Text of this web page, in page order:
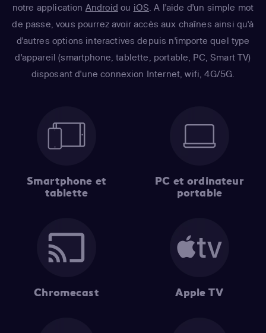
notre application Android ou iOS . A l'aide d'un simple mot
de passe, vous pourrez avoir accès aux chaînes ainsi qu'à
d'autres options interactives depuis n'importe quel type
d'appareil (smartphone, tablette, portable, PC, Smart TV)
disposant d'une connexion Internet, wifi, 4G/5G.
Smartphone et
tablette
PC et ordinateur
portable
Chromecast Apple TV